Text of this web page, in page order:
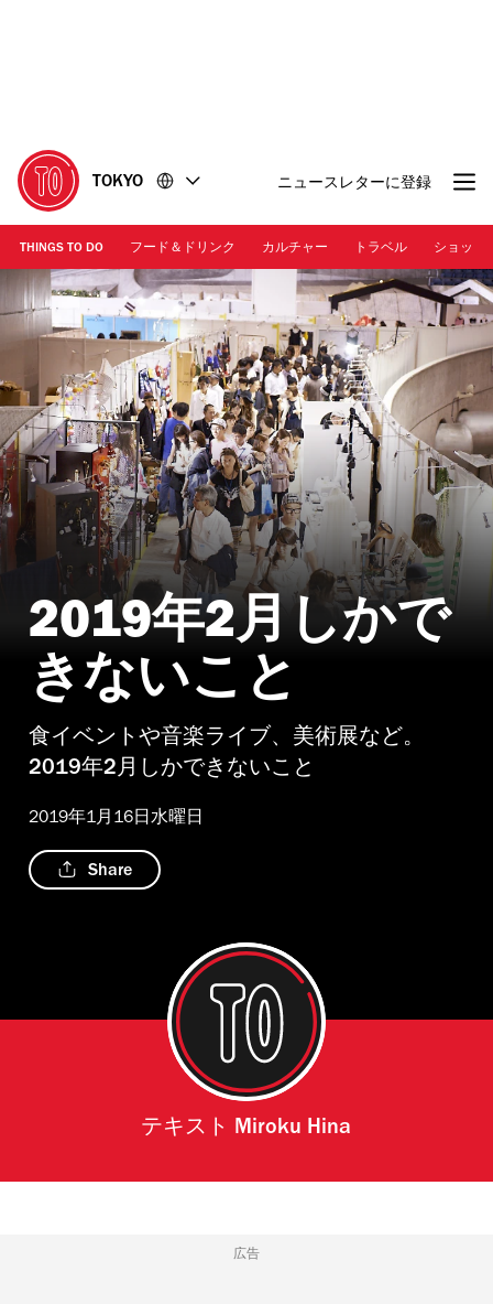
に
移
動
移
動
TOKYO ニュースレターに登録
THINGS TO DO フード＆ドリンク カルチャー トラベル ショッピ
2019年2月しかで
きないこと
食イベントや音楽ライブ、美術展など。
2019年2月しかできないこと
2019年1月16日水曜日
Share
テキスト Miroku Hina
広告